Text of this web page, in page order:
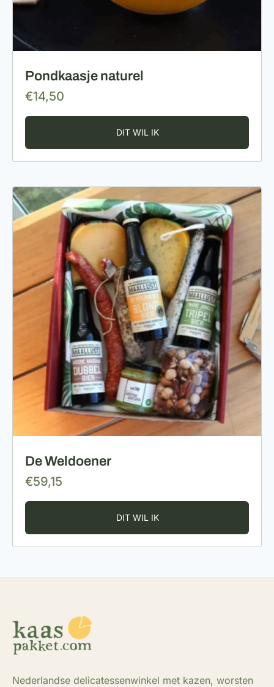
Pondkaasje naturel
€14,50
De Weldoener
€59,15
Nederlandse delicatessenwinkel met kazen, worsten